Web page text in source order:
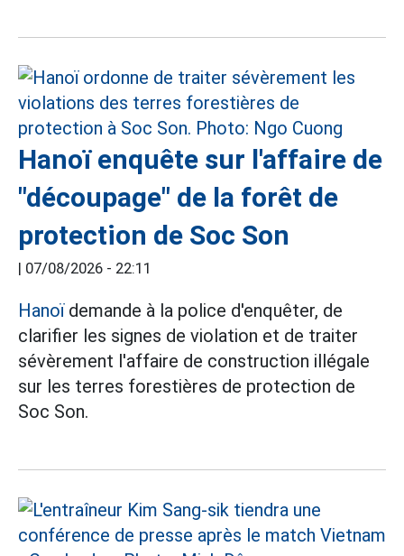
Hanoï enquête sur l'affaire de
"découpage" de la forêt de
protection de Soc Son
| 07/08/2026 - 22:11
Hanoïdemande à la police d'enquêter, de
clarifier les signes de violation et de traiter
sévèrement l'affaire de construction illégale
sur les terres forestières de protection de
Soc Son.